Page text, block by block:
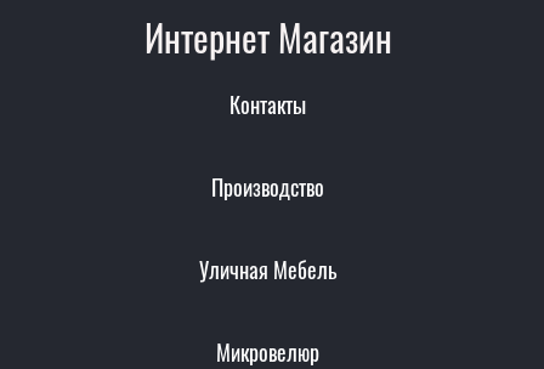
Интернет Магазин
Контакты
Производство
Уличная Мебель
Микровелюр